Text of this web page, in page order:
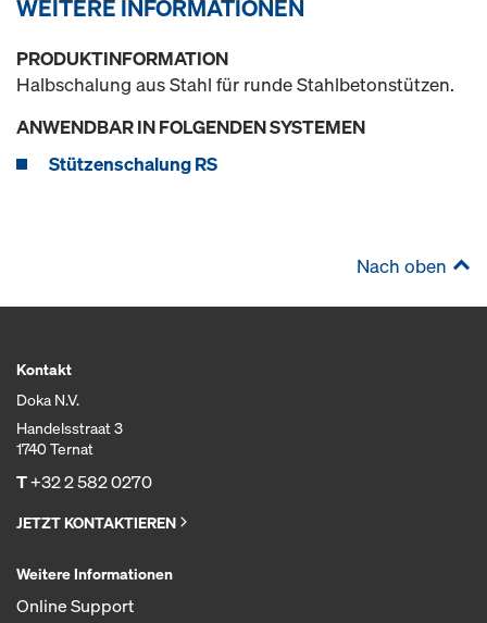
WEITERE INFORMATIONEN
PRODUKTINFORMATION
Halbschalung aus Stahl für runde Stahlbetonstützen.
ANWENDBAR IN FOLGENDEN SYSTEMEN
Stützenschalung RS
Nach oben
Kontakt
Doka N.V.
Handelsstraat 3
1740 Ternat
T+32 2 582 0270
JETZT KONTAKTIEREN
Weitere Informationen
Online Support